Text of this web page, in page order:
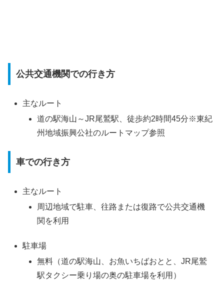
公共交通機関での行き方
主なルート
道の駅海山～JR尾鷲駅、徒歩約2時間45分※東紀
州地域振興公社のルートマップ参照
車での行き方
主なルート
周辺地域で駐車、往路または復路で公共交通機
関を利用
駐車場
無料（道の駅海山、お魚いちばおとと、JR尾鷲
駅タクシー乗り場の奥の駐車場を利用）